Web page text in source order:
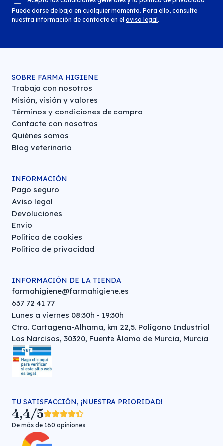
Puede darse de baja en cualquier momento. Para ello, consulte
nuestra información de contacto en el aviso legal .
SOBRE FARMA HIGIENE
Trabaja con nosotros
Misión, visión y valores
Términos y condiciones de compra
Contacte con nosotros
Quiénes somos
Blog veterinario
INFORMACIÓN
Pago seguro
Aviso legal
Devoluciones
Envío
Política de cookies
Política de privacidad
INFORMACIÓN DE LA TIENDA
farmahigiene@farmahigiene.es
637 72 41 77
Lunes a viernes 08:30h - 19:30h
Ctra. Cartagena-Alhama, km 22,5. Polígono Industrial
Los Narcisos, 30320, Fuente Álamo de Murcia, Murcia
TU SATISFACCIÓN, ¡NUESTRA PRIORIDAD!
4,4/5
De más de 160 opiniones